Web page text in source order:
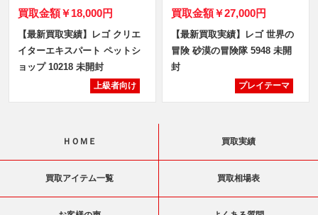
買取金額￥18,000円
【最新買取実績】レゴ クリエ
イターエキスパート ペットシ
ョップ 10218 未開封
上級者向け
買取金額￥27,000円
【最新買取実績】レゴ 世界の
冒険 砂漠の冒険隊 5948 未開
封
プレイテーマ
ＨＯＭＥ 買取実績
買取アイテム一覧 買取相場表